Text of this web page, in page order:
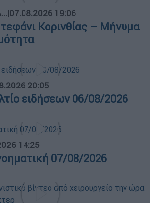
|07.08.2026 19:06
Κορινθίας – Μήνυμα
20:05
ειδήσεων 06/08/2026
14:25
07/08/2026